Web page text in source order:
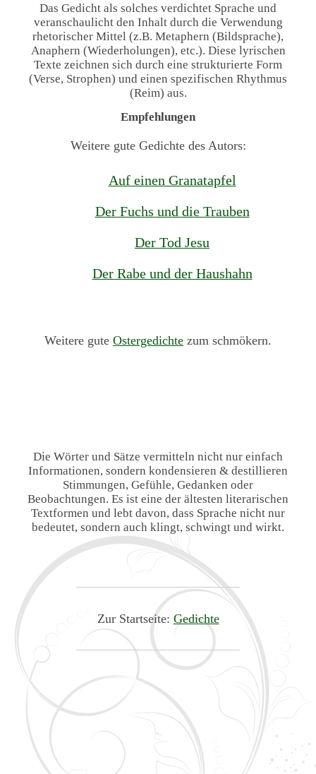
Das Gedicht als solches verdichtet Sprache und
veranschaulicht den Inhalt durch die Verwendung
rhetorischer Mittel (z.B. Metaphern (Bildsprache),
Anaphern (Wiederholungen), etc.). Diese lyrischen
Texte zeichnen sich durch eine strukturierte Form
(Verse, Strophen) und einen spezifischen Rhythmus
(Reim) aus.
Empfehlungen
Weitere gute Gedichte des Autors:
Auf einen Granatapfel
Der Fuchs und die Trauben
Der Tod Jesu
Der Rabe und der Haushahn
Weitere gute Ostergedichte zum schmökern.
Die Wörter und Sätze vermitteln nicht nur einfach
Informationen, sondern kondensieren & destillieren
Stimmungen, Gefühle, Gedanken oder
Beobachtungen. Es ist eine der ältesten literarischen
Textformen und lebt davon, dass Sprache nicht nur
bedeutet, sondern auch klingt, schwingt und wirkt.
Zur Startseite: Gedichte